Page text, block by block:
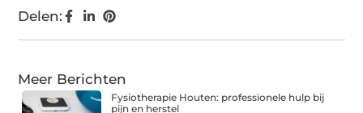
Delen:
Meer Berichten
Fysiotherapie Houten: professionele hulp bij
pijn en herstel